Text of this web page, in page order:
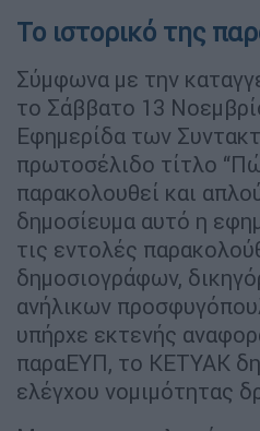
Το ιστορικό της
Σύμφωνα με την
το Σάββατο 13
Εφημερίδα των
πρωτοσέλιδο τίτλο
παρακολουθεί και
δημοσίευμα αυτό η
τις εντολές
δημοσιογράφων,
ανήλικων
υπήρχε εκτενής
παραΕΥΠ, το ΚΕΤΥΑΚ
ελέγχου νομιμότητας